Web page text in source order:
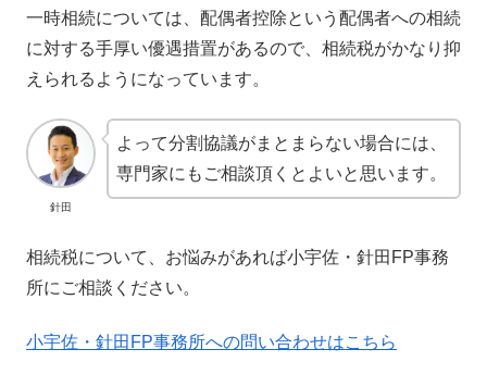
一時相続については、配偶者控除という配偶者への相続
に対する手厚い優遇措置があるので、相続税がかなり抑
えられるようになっています。
針田
よって分割協議がまとまらない場合には、
専門家にもご相談頂くとよいと思います。
相続税について、お悩みがあれば小宇佐・針田FP事務
所にご相談ください。
小宇佐・針田FP事務所への問い合わせはこちら